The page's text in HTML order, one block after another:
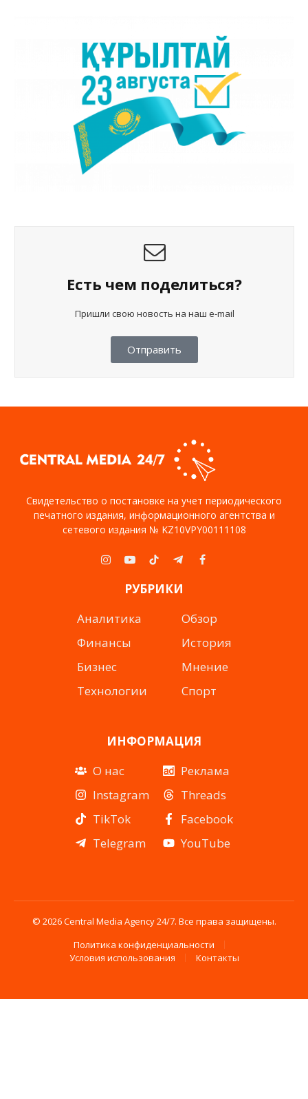
Есть чем поделиться?
Пришли свою новость на наш e-mail
Отправить
Свидетельство о постановке на учет периодического
печатного издания, информационного агентства и
сетевого издания № KZ10VPY00111108
Instagram
YouTubeTikTokTelegramFacebook
РУБРИКИ
Аналитика
Финансы
Бизнес
Технологии
Обзор
История
Мнение
Спорт
ИНФОРМАЦИЯ
О нас
Instagram
TikTok
Telegram
Реклама
Threads
Facebook
YouTube
© 2026 Central Media Agency 24/7. Все права защищены.
Политика конфиденциальности
Условия использования
Контакты